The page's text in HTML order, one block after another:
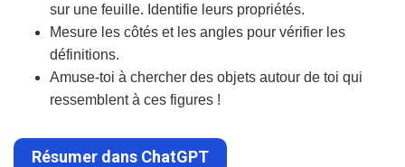
sur une feuille. Identifie leurs propriétés.
Mesure les côtés et les angles pour vérifier les
définitions.
Amuse-toi à chercher des objets autour de toi qui
ressemblent à ces figures !
Résumer dans ChatGPT